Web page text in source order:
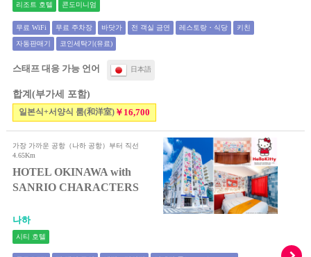
리조트 호텔 콘도미니엄
무료 WiFi 무료 주차장 바닷가 전 객실 금연 레스토랑・식당 키친
자동판매기 코인세탁기(유료)
스태프 대응 가능 언어 日本語
합계(부가세 포함)
일본식+서양식 룸(和洋室)￥16,700
가장 가까운 공항（나하 공항）부터 직선
4.65Km
HOTEL OKINAWA with
SANRIO CHARACTERS
나하
시티 호텔